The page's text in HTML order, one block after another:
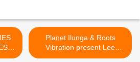
Planet Ilunga & Roots
Vibration present Lee
'Scratch' Perry - Roots from